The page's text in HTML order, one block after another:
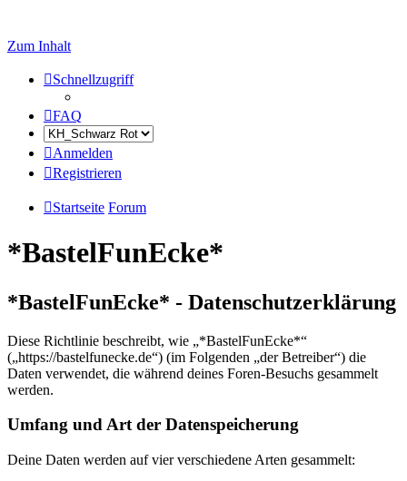
Zum Inhalt
Schnellzugriff
FAQ
Anmelden
Registrieren
Startseite Forum
*BastelFunEcke*
*BastelFunEcke* - Datenschutzerklärung
Diese Richtlinie beschreibt, wie „*BastelFunEcke*“
(„https://bastelfunecke.de“) (im Folgenden „der Betreiber“) die
Daten verwendet, die während deines Foren-Besuchs gesammelt
werden.
Umfang und Art der Datenspeicherung
Deine Daten werden auf vier verschiedene Arten gesammelt: